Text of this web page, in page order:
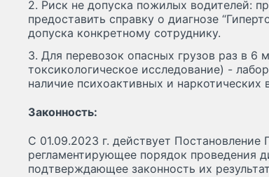
2. Риск не допуска пожилых водителей:
предоставить справку о диагнозе
допуска конкретному сотруднику.
3. Для перевозок опасных грузов раз в
токсикологическое исследование) -
наличие психоактивных и наркотических
Законность:
С 01.09.2023 г. действует
регламентирующее порядок проведения
подтверждающее законность их